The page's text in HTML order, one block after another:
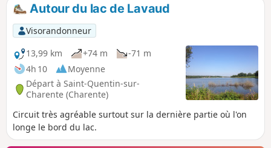
Autour du lac de Lavaud
Visorandonneur
13,99 km
+74 m
-71 m
4h 10
Moyenne
Départ à Saint-Quentin-sur-
Charente (Charente)
Circuit très agréable surtout sur la dernière partie où l'on
longe le bord du lac.